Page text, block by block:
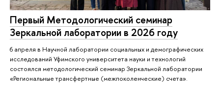
Первый Методологический семинар
Зеркальной лаборатории в 2026 году
6 апреля в Научной лаборатории социальных и демографических
исследований Уфимского университета науки и технологий
состоялся методологический семинар Зеркальной лаборатории
«Региональные трансфертные (межпоколенческие) счета».